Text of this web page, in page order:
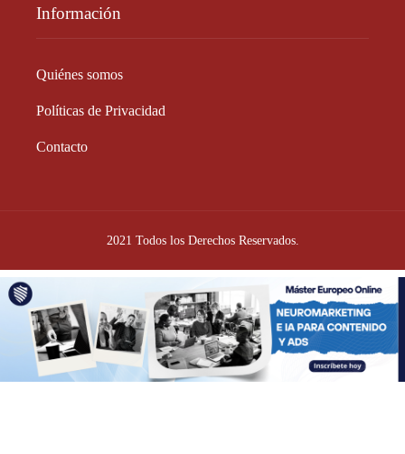
Información
Quiénes somos
Políticas de Privacidad
Contacto
2021 Todos los Derechos Reservados.